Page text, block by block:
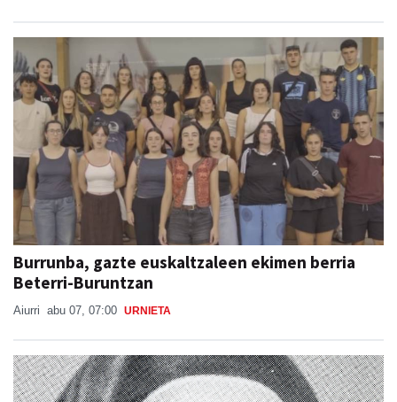
Burrunba, gazte euskaltzaleen ekimen berria
Beterri-Buruntzan
Aiurri abu 07, 07:00 URNIETA